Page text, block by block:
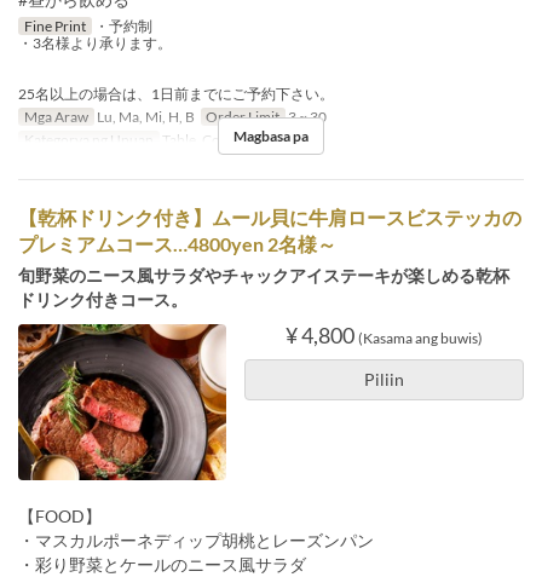
Fine Print
・予約制
・3名様より承ります。
25名以上の場合は、1日前までにご予約下さい。
Mga Araw Lu, Ma, Mi, H, B Order Limit 3 ~ 30
Kategorya ng Upuan
Table, Counter, Terrace
Magbasa pa
【乾杯ドリンク付き】ムール貝に牛肩ロースビステッカの
プレミアムコース…4800yen 2名様～
旬野菜のニース風サラダやチャックアイステーキが楽しめる乾杯
ドリンク付きコース。
¥ 4,800 (Kasama ang buwis)
Piliin
【FOOD】
・マスカルポーネディップ胡桃とレーズンパン
・彩り野菜とケールのニース風サラダ